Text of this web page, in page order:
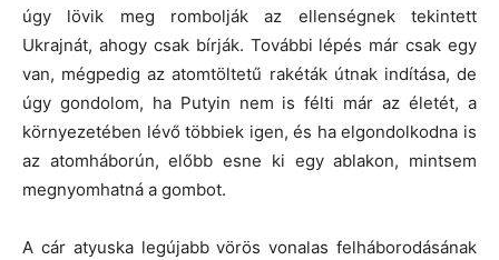
úgy lövik meg rombolják az ellenségnek tekintett
Ukrajnát, ahogy csak bírják. További lépés már csak egy
van, mégpedig az atomtöltetű rakéták útnak indítása, de
úgy gondolom, ha Putyin nem is félti már az életét, a
környezetében lévő többiek igen, és ha elgondolkodna is
az atomháborún, előbb esne ki egy ablakon, mintsem
megnyomhatná a gombot.
A cár atyuska legújabb vörös vonalas felháborodásának